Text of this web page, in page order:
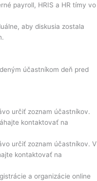
payroll, HRIS a HR tímy vo
aby diskusia zostala
účastníkom deň pred
určiť zoznam účastníkov.
kontaktovať na
určiť zoznam účastníkov. V
kontaktovať na
a organizácie online